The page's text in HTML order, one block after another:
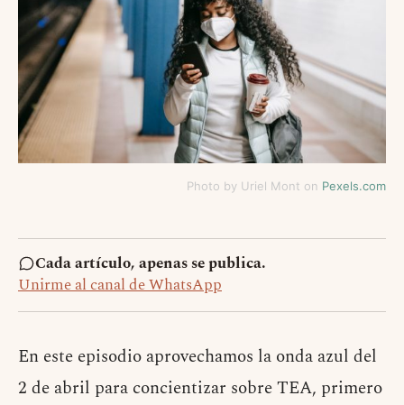
Photo by Uriel Mont on Pexels.com
Cada artículo, apenas se publica.
Unirme al canal de WhatsApp
En este episodio aprovechamos la onda azul del
2 de abril para concientizar sobre TEA, primero